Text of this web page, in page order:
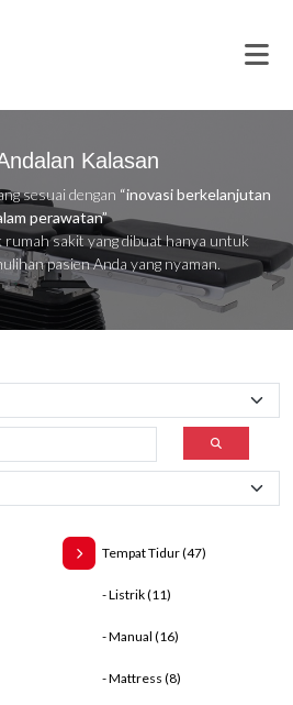
Kalasan
sesuai dengan “inovasi berkelanjutan
perawatan”
rumah sakit yang dibuat hanya untuk
pasien Anda yang nyaman.
Tempat Tidur (47)
- Listrik (11)
- Manual (16)
- Mattress (8)